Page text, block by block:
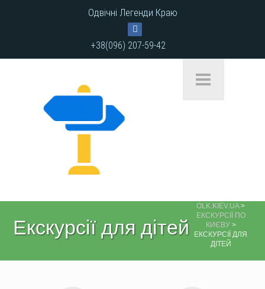
Одвічні Легенди Краю
+38(096) 207-59-42
Екскурсії для дітей
OLK.KIEV.UA>
ЕКСКУРСІЇ ПО
КИЄВУ>
ЕКСКУРСІЇ ДЛЯ
ДІТЕЙ